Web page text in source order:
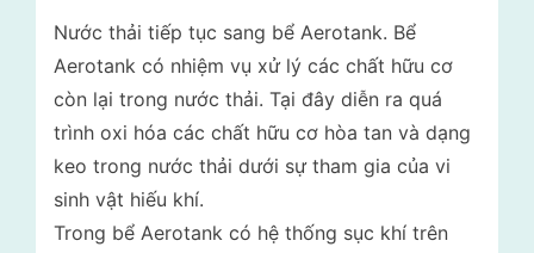
Nước thải tiếp tục sang bể Aerotank. Bể
Aerotank có nhiệm vụ xử lý các chất hữu cơ
còn lại trong nước thải. Tại đây diễn ra quá
trình oxi hóa các chất hữu cơ hòa tan và dạng
keo trong nước thải dưới sự tham gia của vi
sinh vật hiếu khí.
Trong bể Aerotank có hệ thống sục khí trên